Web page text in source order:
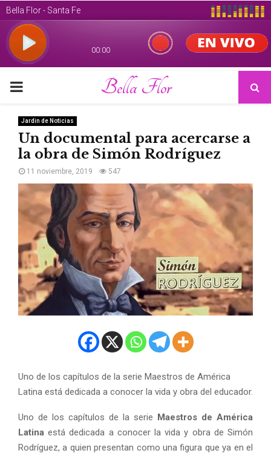
PRIMARY
MENU
Bella Flor
Jardin de Noticias
Un documental para acercarse a
la obra de Simón Rodríguez
11 noviembre, 2019 547
Uno de los capítulos de la serie Maestros de América
Latina está dedicada a conocer la vida y obra del educador.
Uno de los capítulos de la serie Maestros de América
Latina está dedicada a conocer la vida y obra de Simón
Rodríguez, a quien presentan como una figura que ya en el